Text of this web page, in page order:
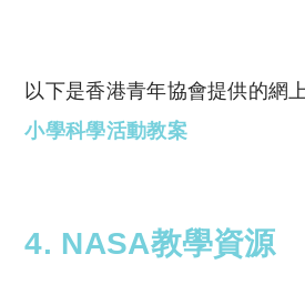
以下是香港青年協會提供的網
小學科學活動教案
4. NASA教學資源